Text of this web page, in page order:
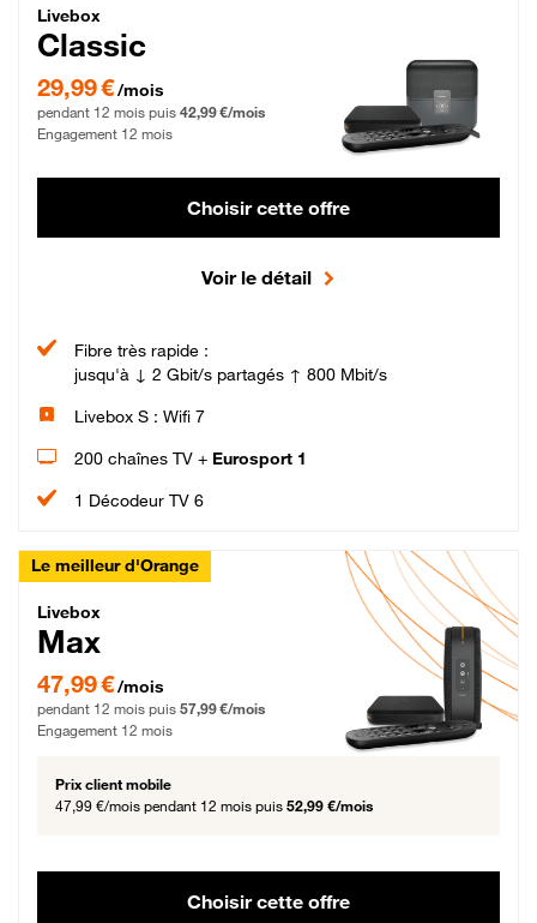
Livebox Classic Fibre
Livebox
Classic
29,99 € par mois pendant 12 mois puis 42,99 € par mois, Engagement 12 mois
29,99 €/mois
pendant 12 mois puis 42,99 €/mois
Engagement 12 mois
Choisir cette offre
Voir le détail
Fibre très rapide :
jusqu'à ↓ 2 Gbit/s partagés ↑ 800 Mbit/s
Livebox S : Wifi 7
200 chaînes TV + Eurosport 1
1 Décodeur TV 6
Le meilleur d'Orange
Livebox Max Fibre
Livebox
Max
47,99 € par mois pendant 12 mois puis 57,99 € par mois, Engagement 12 mois
47,99 €/mois
pendant 12 mois puis 57,99 €/mois
Engagement 12 mois
Prix client mobile
47,99 €/mois pendant 12 mois puis 52,99 €/mois
Choisir cette offre